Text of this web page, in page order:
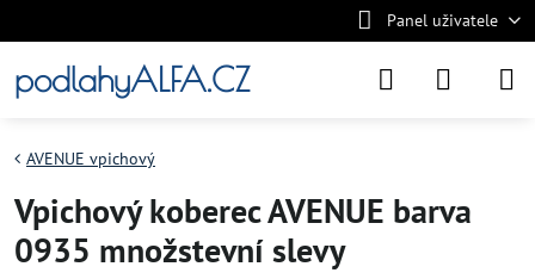
Panel uživatele
podlahyALFA.CZ
AVENUE vpichový
Vpichový koberec AVENUE barva
0935 množstevní slevy